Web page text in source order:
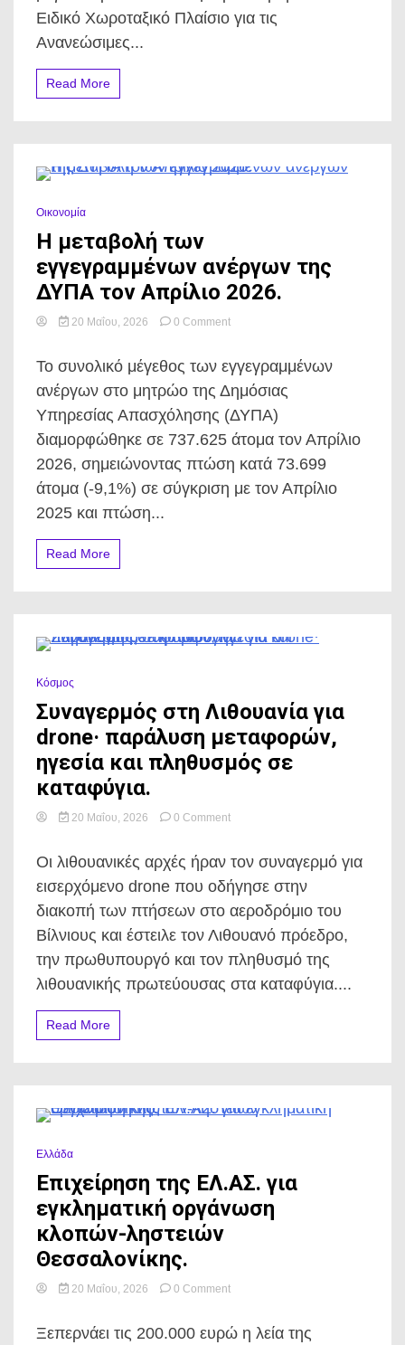
Ειδικό Χωροταξικό Πλαίσιο για τις
Ανανεώσιμες...
Read More
Οικονομία
Η μεταβολή των
εγγεγραμμένων ανέργων της
ΔΥΠΑ τον Απρίλιο 2026.
20 Μαΐου, 2026 0 Commenton
των
εγγεγραμμένων
ανέργων
της
ΔΥΠΑ
Απρίλιο
2026.
Το συνολικό μέγεθος των εγγεγραμμένων
ανέργων στο μητρώο της Δημόσιας
Υπηρεσίας Απασχόλησης (ΔΥΠΑ)
διαμορφώθηκε σε 737.625 άτομα τον Απρίλιο
2026, σημειώνοντας πτώση κατά 73.699
άτομα (-9,1%) σε σύγκριση με τον Απρίλιο
2025 και πτώση...
Read More
Κόσμος
Συναγερμός στη Λιθουανία για
drone· παράλυση μεταφορών,
ηγεσία και πληθυσμός σε
καταφύγια.
20 Μαΐου, 2026 0 Commenton
Λιθουανία
για
drone·
παράλυση
μεταφορών,
και
πληθυσμός
Οι λιθουανικές αρχές ήραν τον συναγερμό για
εισερχόμενο drone που οδήγησε στην
διακοπή των πτήσεων στο αεροδρόμιο του
Βίλνιους και έστειλε τον Λιθουανό πρόεδρο,
την πρωθυπουργό και τον πληθυσμό της
λιθουανικής πρωτεύουσας στα καταφύγια....
Read More
Ελλάδα
Επιχείρηση της ΕΛ.ΑΣ. για
εγκληματική οργάνωση
κλοπών-ληστειών
Θεσσαλονίκης.
20 Μαΐου, 2026 0 Commenton
ΕΛ.ΑΣ.
Ξεπερνάει τις 200.000 ευρώ η λεία της